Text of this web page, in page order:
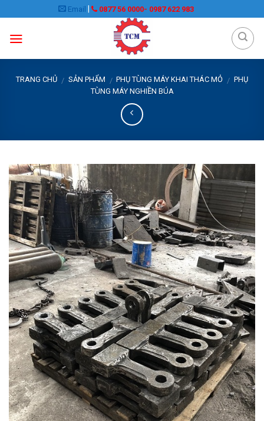
to
content
Email 0877 56 0000- 0987 622 983
TRANG CHỦ / SẢN PHẨM / PHỤ TÙNG MÁY KHAI THÁC MỎ / PHỤ
TÙNG MÁY NGHIỀN BÚA